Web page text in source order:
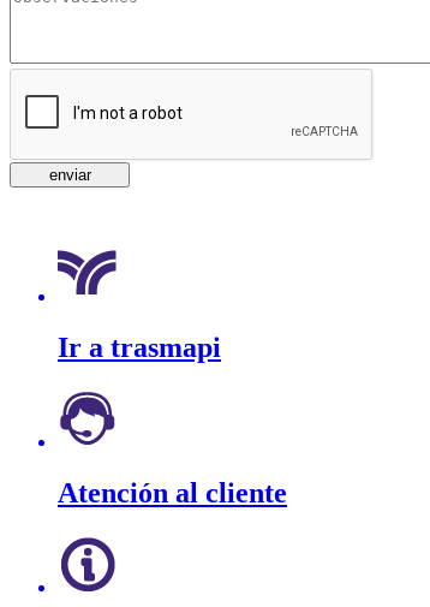
Ir a trasmapi
Atención al cliente